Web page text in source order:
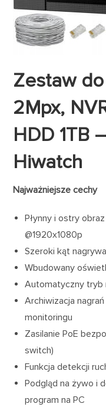
Zestaw
2Mpx,
HDD 1TB
Hiwatch
Najważniejsze cechy
Płynny i ostry
@1920x1080p
Szeroki kąt
Wbudowany
Automatyczny tryb
Archiwizacja
monitoringu
Zasilanie PoE
switch)
Funkcja detekcji
Podgląd na żywo i
program na PC